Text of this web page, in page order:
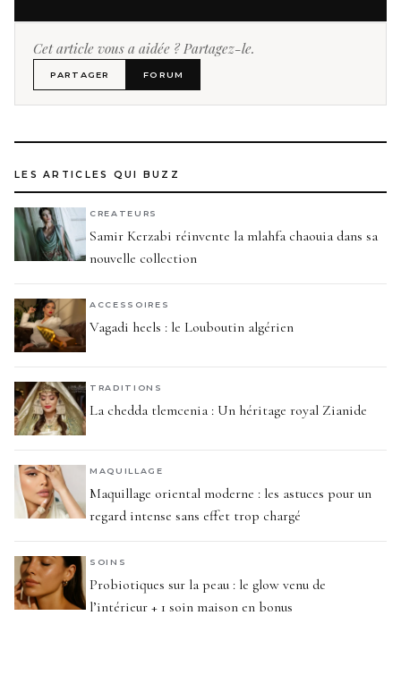
Cet article vous a aidée ? Partagez-le.
PARTAGER FORUM
LES ARTICLES QUI BUZZ
CREATEURS
Samir Kerzabi réinvente la mlahfa chaouia dans sa
nouvelle collection
ACCESSOIRES
Vagadi heels : le Louboutin algérien
TRADITIONS
La chedda tlemcenia : Un héritage royal Zianide
MAQUILLAGE
Maquillage oriental moderne : les astuces pour un
regard intense sans effet trop chargé
SOINS
Probiotiques sur la peau : le glow venu de
l’intérieur + 1 soin maison en bonus